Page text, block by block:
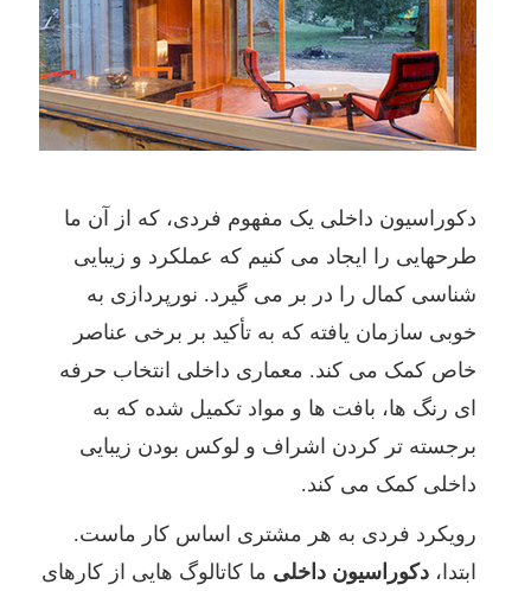
دکوراسیون داخلی یک مفهوم فردی، که از آن ما
طرحهایی را ایجاد می کنیم که عملکرد و زیبایی
شناسی کمال را در بر می گیرد. نورپردازی به
خوبی سازمان یافته که به تأکید بر برخی عناصر
خاص کمک می کند. معماری داخلی انتخاب حرفه
ای رنگ ها، بافت ها و مواد تکمیل شده که به
برجسته تر کردن اشراف و لوکس بودن زیبایی
داخلی کمک می کند.
رویکرد فردی به هر مشتری اساس کار ماست.
ابتدا، دکوراسیون داخلی ما کاتالوگ هایی از کارهای